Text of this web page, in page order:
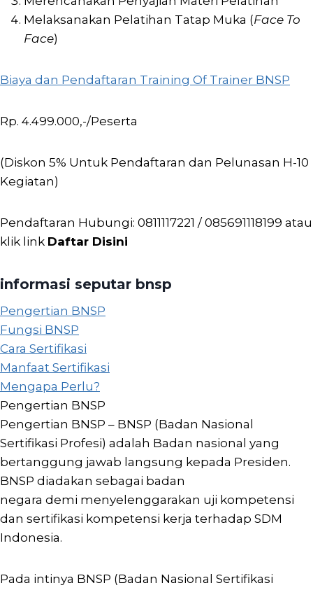
Melaksanakan Pelatihan Tatap Muka (Face To
Face)
Biaya dan Pendaftaran Training Of Trainer BNSP
Rp. 4.499.000,-/Peserta
(Diskon 5% Untuk Pendaftaran dan Pelunasan H-10
Kegiatan)
Pendaftaran Hubungi: 0811117221 / 085691118199 atau
klik link Daftar Disini
informasi seputar bnsp
Pengertian BNSP
Fungsi BNSP
Cara Sertifikasi
Manfaat Sertifikasi
Mengapa Perlu?
Pengertian BNSP
Pengertian BNSP – BNSP (Badan Nasional
Sertifikasi Profesi) adalah Badan nasional yang
bertanggung jawab langsung kepada Presiden.
BNSP diadakan sebagai badan
negara demi menyelenggarakan uji kompetensi
dan sertifikasi kompetensi kerja terhadap SDM
Indonesia.
Pada intinya BNSP (Badan Nasional Sertifikasi